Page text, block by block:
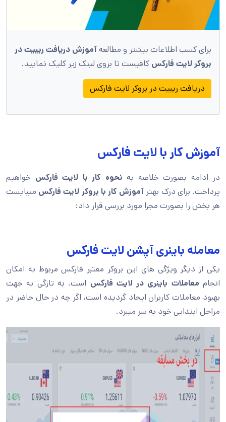
برای کسب اطلاعات بیشتر و مطالعهآموزش دریافت ریبیت در
بروکر لایت فارکس کافیست تا بروی لینک زیر کلیک نمایید.
دریافت ریبیت در بروکر لایت فارکس
آموزش کار با لایت فارکس
در ادامه بصورت خلاصه به نحوه کار با لایت فارکس خواهیم
پرداخت. برای درک بهتر آموزش کار با بروکر لایت فارکس میبایست
هر بخش را بصورت مجزا مورد بررسی قرار داد:
معامله باینری آپشن لایت فارکس
یکی از دیگر ویژگی های این بروکر معتبر فارکس مربوط به امکان
انجام معاملات باینری در لایت فارکس است. به تازگی به جهت
بهبود معاملات کاربران ایجاد گردیده است، اگر چه در حال حاضر در
مراحل ابتدایی خود به سر میبرد.